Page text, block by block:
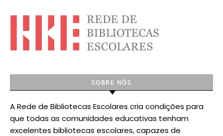
SOBRE NÓS
A Rede de Bibliotecas Escolares cria condições para
que todas as comunidades educativas tenham
excelentes bibliotecas escolares, capazes de